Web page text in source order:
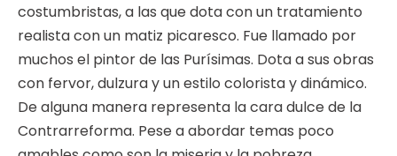
costumbristas, a las que dota con un tratamiento
realista con un matiz picaresco. Fue llamado por
muchos el pintor de las Purísimas. Dota a sus obras
con fervor, dulzura y un estilo colorista y dinámico.
De alguna manera representa la cara dulce de la
Contrarreforma. Pese a abordar temas poco